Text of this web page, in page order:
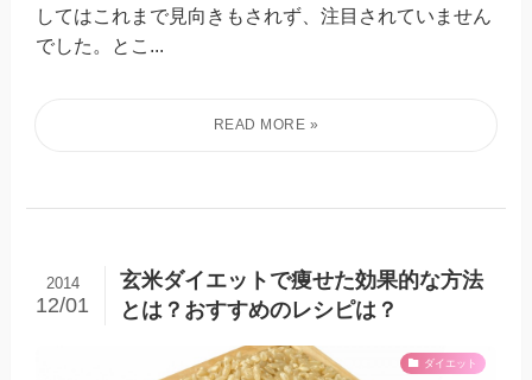
してはこれまで見向きもされず、注目されていません
でした。とこ...
玄米ダイエットで痩せた効果的な方法
とは？おすすめのレシピは？
2014
12/01
ダイエット